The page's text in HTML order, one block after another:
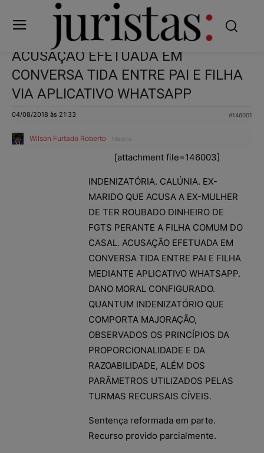
ACUSAÇÃO EFETUADA EM
CONVERSA TIDA ENTRE PAI E FILHA
VIA APLICATIVO WHATSAPP
04/08/2018 às 21:33 #146001
Wilson Furtado Roberto Mestre
[attachment file=146003]
INDENIZATÓRIA. CALÚNIA. EX-
MARIDO QUE ACUSA A EX-MULHER
DE TER ROUBADO DINHEIRO DE
FGTS PERANTE A FILHA COMUM DO
CASAL. ACUSAÇÃO EFETUADA EM
CONVERSA TIDA ENTRE PAI E FILHA
MEDIANTE APLICATIVO WHATSAPP.
DANO MORAL CONFIGURADO.
QUANTUM INDENIZATÓRIO QUE
COMPORTA MAJORAÇÃO,
OBSERVADOS OS PRINCÍPIOS DA
PROPORCIONALIDADE E DA
RAZOABILIDADE, ALÉM DOS
PARÂMETROS UTILIZADOS PELAS
TURMAS RECURSAIS CÍVEIS.
Sentença reformada em parte.
Recurso provido parcialmente.